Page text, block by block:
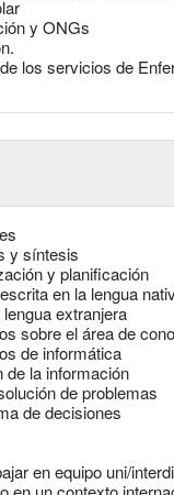
y ONGs
los servicios de
y síntesis
y planificación
en la lengua
extranjera
sobre el área de
de informática
de la información
de problemas
de decisiones
en equipo uni/